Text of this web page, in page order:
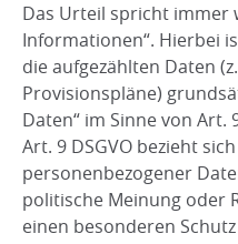
Das Urteil spricht immer
Informationen“. Hierbei
die aufgezählten Daten
Provisionspläne)
Daten“ im Sinne von Art.
Art. 9 DSGVO bezieht
personenbezogener
politische Meinung oder
einen besonderen